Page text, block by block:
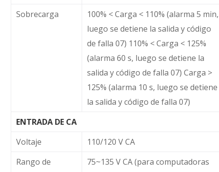
Sobrecarga
100% < Carga < 110% (alarma 5 min,
luego se detiene la salida y código
de falla 07) 110% < Carga < 125%
(alarma 60 s, luego se detiene la
salida y código de falla 07) Carga >
125% (alarma 10 s, luego se detiene
la salida y código de falla 07)
ENTRADA DE CA
Voltaje
110/120 V CA
Rango de
75~135 V CA (para computadoras